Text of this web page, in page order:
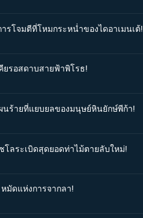
รโจมตีที่โหมกระหน่ำของไดอาเมนเต้!
ยรอสดาบสายฟ้าพิโรธ!
นร้ายที่แยบยลของมนุษย์หินยักษ์พีก้า!
โลระเบิดสุดยอดท่าไม้ตายลับใหม่!
มัดแห่งการจากลา!